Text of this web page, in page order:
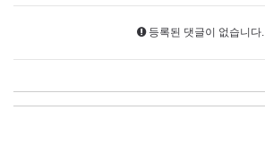
등록된 댓글이 없습니다.